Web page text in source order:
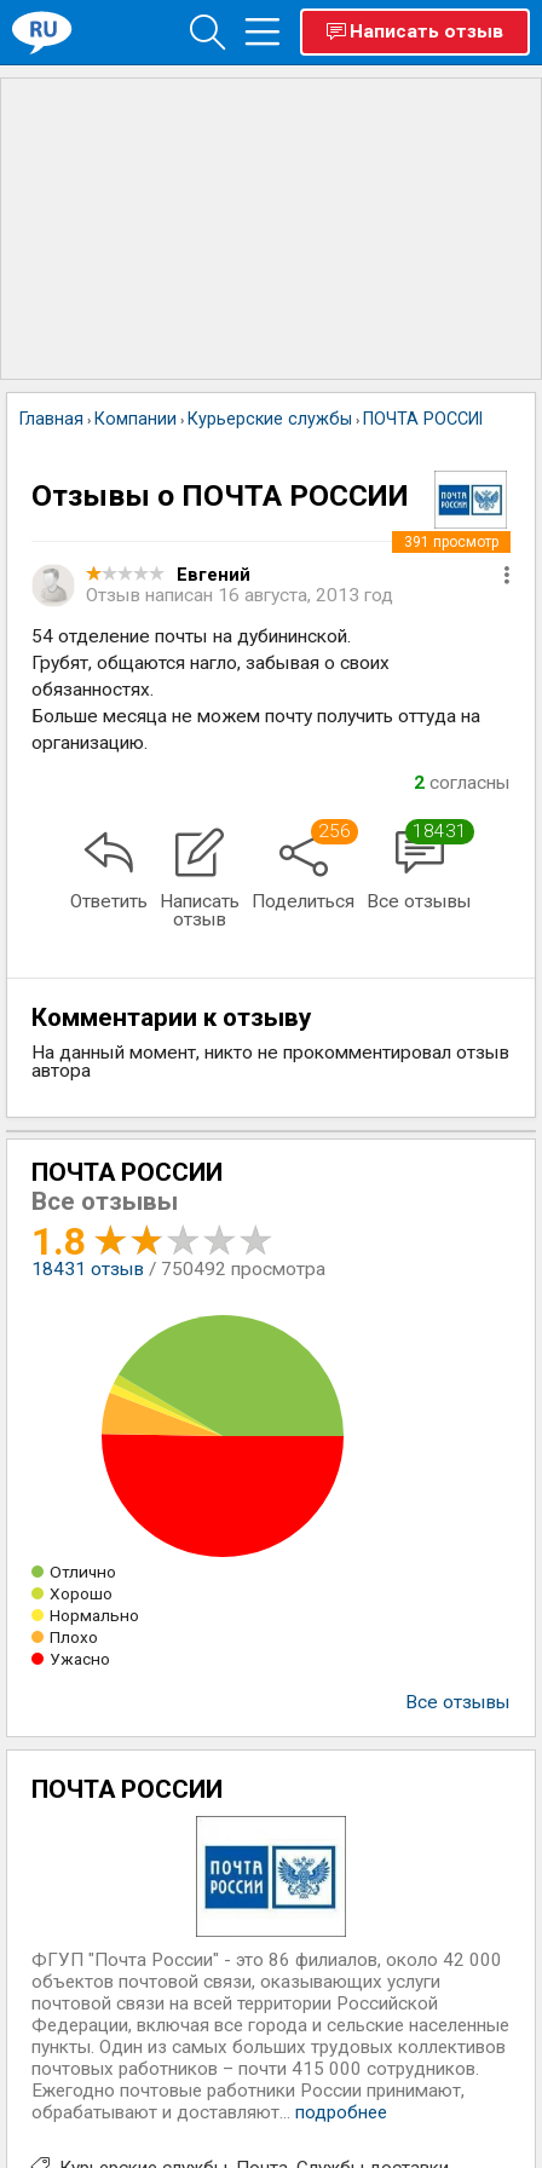
Написать отзыв
Главная › Компании › Курьерские службы › ПОЧТА РОССИИ
Отзывы о ПОЧТА РОССИИ
Евгений
Отзыв написан 16 августа, 2013 год
391 просмотр
54 отделение почты на дубининской.
Грубят, общаются нагло, забывая о своих
обязанностях.
Больше месяца не можем почту получить оттуда на
организацию.
2 согласны
Ответить
Написать
отзыв
256
Поделиться
18431
Все отзывы
Комментарии к отзыву
На данный момент, никто не прокомментировал отзыв
автора
ПОЧТА РОССИИ
Все отзывы
1.8
18431 отзыв / 750492 просмотра
Отлично
Хорошо
Нормально
Плохо
Ужасно
Все отзывы
ПОЧТА РОССИИ
ФГУП "Почта России" - это 86 филиалов, около 42 000
объектов почтовой связи, оказывающих услуги
почтовой связи на всей территории Российской
Федерации, включая все города и сельские населенные
пункты. Один из самых больших трудовых коллективов
почтовых работников – почти 415 000 сотрудников.
Ежегодно почтовые работники России принимают,
обрабатывают и доставляют... подробнее